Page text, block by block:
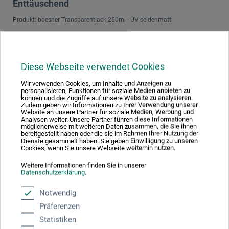
Diese Webseite verwendet Cookies
Wir verwenden Cookies, um Inhalte und Anzeigen zu
personalisieren, Funktionen für soziale Medien anbieten zu
können und die Zugriffe auf unsere Website zu analysieren.
Zudem geben wir Informationen zu Ihrer Verwendung unserer
Website an unsere Partner für soziale Medien, Werbung und
Analysen weiter. Unsere Partner führen diese Informationen
möglicherweise mit weiteren Daten zusammen, die Sie ihnen
bereitgestellt haben oder die sie im Rahmen Ihrer Nutzung der
Dienste gesammelt haben. Sie geben Einwilligung zu unseren
Cookies, wenn Sie unsere Webseite weiterhin nutzen.
Weitere Informationen finden Sie in unserer
Datenschutzerklärung.
Notwendig
Präferenzen
Statistiken
Enttäuschend
Produkt: boesner Transparentlack 250ml - UV seidenmatt
Schmincke primakryl prof., auf hochwertiger Leinwand)
es mit dem Lack versiegeln. Ich fügte ihm ca. 20 % Wasser
bei und trug ihn mit einem weichen Pinsel auf. Es liess sich
sehr gut verteilen. Am nächsten Tag stellte ich allerdings
Veränderungen am Bild fest, die die Qualität der Arbeit
extrem minderten: die Strahlkraft der Farben wurde extrem
gebrochen, dunkle Farben dunkelten extrem nach, Farben
veränderten sich, es entstanden neue Farbtöne. Das war
eine Katastrophe, da das Bild von dem exakten Farbton,
Schattenbereichen lebte. Sehr enttäuschend, nachdem ich
sechs Wochen daran gearbeitet hatte, alles genauso zu
kreiieren, wie ich es mir vorstellte. Ich werde den Lack nicht
mehr verwenden.
Antwort:
Sehr geehrte Kundin, sehr geehrter Kunde,